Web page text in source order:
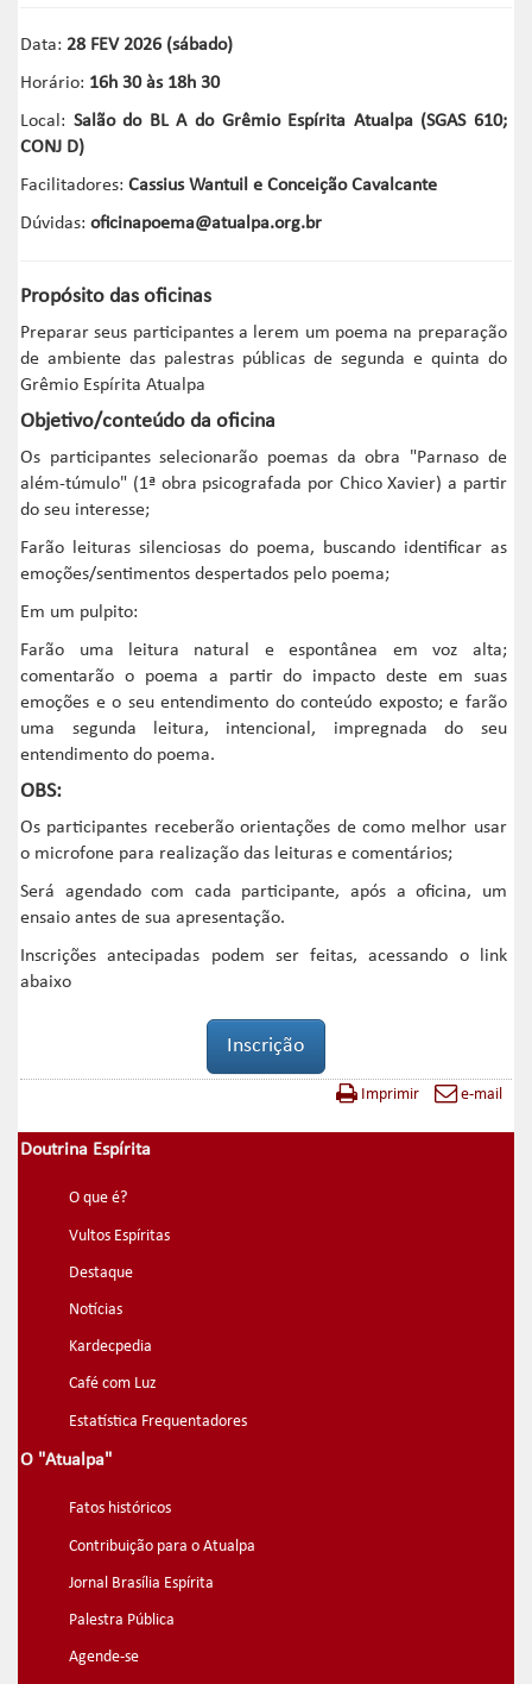
Data: 28 FEV 2026 (sábado)
Horário: 16h 30 às 18h 30
Local: Salão do BL A do Grêmio Espírita Atualpa (SGAS 610;
CONJ D)
Facilitadores:Cassius Wantuil e Conceição Cavalcante
Dúvidas:oficinapoema@atualpa.org.br
Propósito das oficinas
Preparar seus participantes a lerem um poema na preparação
de ambiente das palestras públicas de segunda e quinta do
Grêmio Espírita Atualpa
Objetivo/conteúdo da oficina
Os participantes selecionarão poemas da obra "Parnaso de
além-túmulo" (1ª obra psicografada por Chico Xavier) a partir
do seu interesse;
Farão leituras silenciosas do poema, buscando identificar as
emoções/sentimentos despertados pelo poema;
Em um pulpito:
Farão uma leitura natural e espontânea em voz alta;
comentarão o poema a partir do impacto deste em suas
emoções e o seu entendimento do conteúdo exposto; e farão
uma segunda leitura, intencional, impregnada do seu
entendimento do poema.
OBS:
Os participantes receberão orientações de como melhor usar
o microfone para realização das leituras e comentários;
Será agendado com cada participante, após a oficina, um
ensaio antes de sua apresentação.
Inscrições antecipadas podem ser feitas, acessando o link
abaixo
Inscrição
Imprimir e-mail
Doutrina Espírita
O que é?
Vultos Espíritas
Destaque
Notícias
Kardecpedia
Café com Luz
Estatística Frequentadores
O "Atualpa"
Fatos históricos
Contribuição para o Atualpa
Jornal Brasília Espírita
Palestra Pública
Agende-se